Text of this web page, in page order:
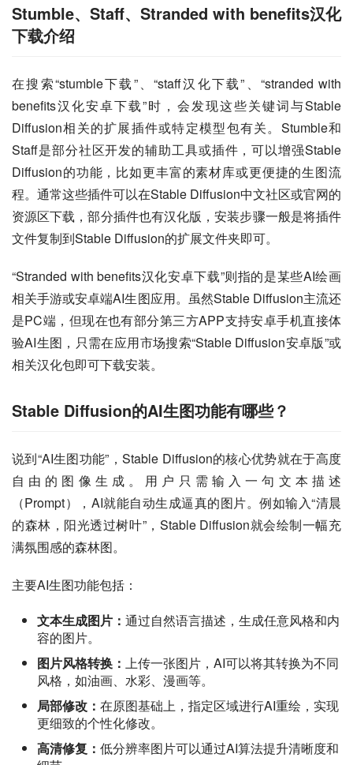
Stumble、Staff、Stranded with benefits汉化
下载介绍
在搜索“stumble下载”、“staff汉化下载”、“stranded with
benefits汉化安卓下载”时，会发现这些关键词与Stable
Diffusion相关的扩展插件或特定模型包有关。Stumble和
Staff是部分社区开发的辅助工具或插件，可以增强Stable
Diffusion的功能，比如更丰富的素材库或更便捷的生图流
程。通常这些插件可以在Stable Diffusion中文社区或官网的
资源区下载，部分插件也有汉化版，安装步骤一般是将插件
文件复制到Stable Diffusion的扩展文件夹即可。
“Stranded with benefits汉化安卓下载”则指的是某些AI绘画
相关手游或安卓端AI生图应用。虽然Stable Diffusion主流还
是PC端，但现在也有部分第三方APP支持安卓手机直接体
验AI生图，只需在应用市场搜索“Stable Diffusion安卓版”或
相关汉化包即可下载安装。
Stable Diffusion的AI生图功能有哪些？
说到“AI生图功能”，Stable Diffusion的核心优势就在于高度
自由的图像生成。用户只需输入一句文本描述
（Prompt），AI就能自动生成逼真的图片。例如输入“清晨
的森林，阳光透过树叶”，Stable Diffusion就会绘制一幅充
满氛围感的森林图。
主要AI生图功能包括：
文本生成图片： 通过自然语言描述，生成任意风格和内
容的图片。
图片风格转换： 上传一张图片，AI可以将其转换为不同
风格，如油画、水彩、漫画等。
局部修改： 在原图基础上，指定区域进行AI重绘，实现
更细致的个性化修改。
高清修复： 低分辨率图片可以通过AI算法提升清晰度和